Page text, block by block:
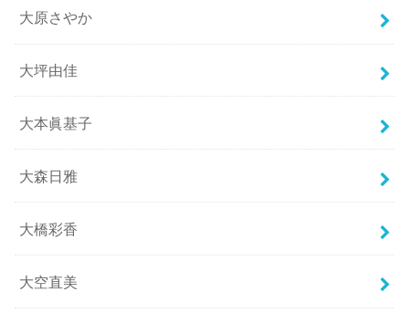
大原さやか
大坪由佳
大本眞基子
大森日雅
大橋彩香
大空直美